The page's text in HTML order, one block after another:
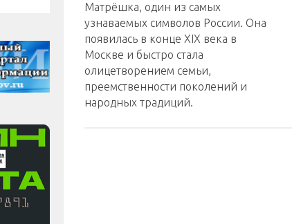
Матрёшка, один из самых
узнаваемых символов России. Она
появилась в конце XIX века в
Москве и быстро стала
олицетворением семьи,
преемственности поколений и
народных традиций.